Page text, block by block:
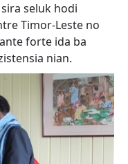
seluk hodi
Timor-Leste no
forte ida ba
nian.